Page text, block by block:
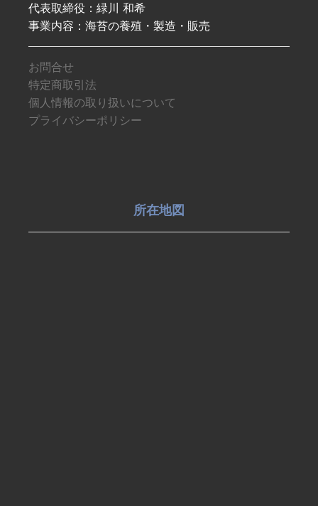
代表取締役：緑川 和希
事業内容：海苔の養殖・製造・販売
お問合せ
特定商取引法
個人情報の取り扱いについて
プライバシーポリシー
所在地図